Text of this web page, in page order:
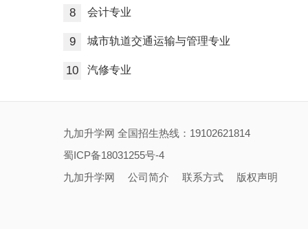
8 会计专业
9 城市轨道交通运输与管理专业
10 汽修专业
九加升学网 全国招生热线：19102621814
蜀ICP备18031255号-4
九加升学网
公司简介 联系方式 版权声明